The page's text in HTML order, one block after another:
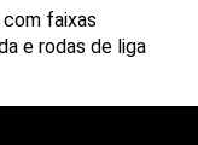
faixas
e rodas de liga